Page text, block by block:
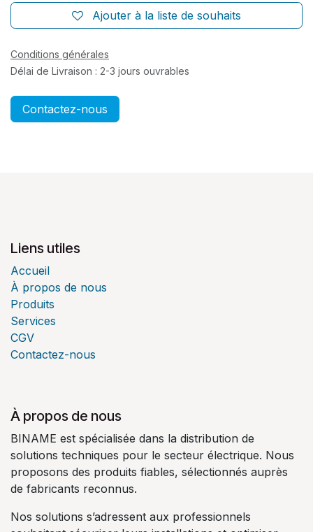
Ajouter à la liste de souhaits
Conditions générales
Délai de Livraison : 2-3 jours ouvrables
Contactez-nous
Liens utiles
Accueil
À propos de nous
Produits
Services
CGV
Contactez-nous
À propos de nous
BINAME est spécialisée dans la distribution de
solutions techniques pour le secteur électrique. Nous
proposons des produits fiables, sélectionnés auprès
de fabricants reconnus.
Nos solutions s’adressent aux professionnels